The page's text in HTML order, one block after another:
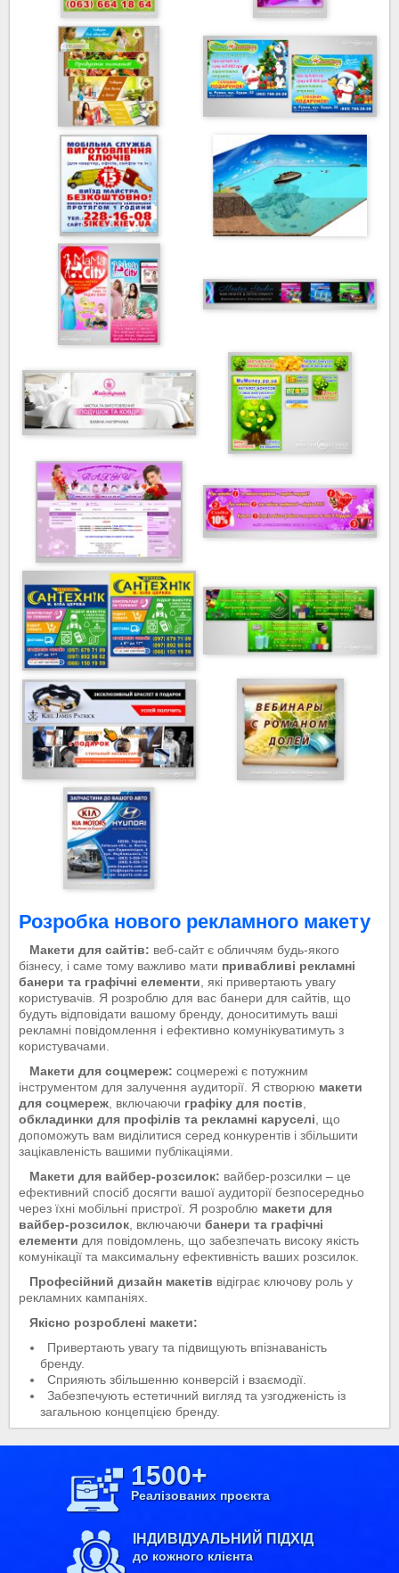
Розробка нового рекламного макету
Макети для сайтів: веб-сайт є обличчям будь-якого
бізнесу, і саме тому важливо мати привабливі рекламні
банери та графічні елементи , які привертають увагу
користувачів. Я розроблю для вас банери для сайтів, що
будуть відповідати вашому бренду, доноситимуть ваші
рекламні повідомлення і ефективно комунікуватимуть з
користувачами.
Макети для соцмереж: соцмережі є потужним
інструментом для залучення аудиторії. Я створюю макети
для соцмереж, включаючи графіку для постів
обкладинки для профілів та рекламні каруселі , що
допоможуть вам виділитися серед конкурентів і збільшити
зацікавленість вашими публікаціями.
Макети для вайбер-розсилок: вайбер-розсилки – це
ефективний спосіб досягти вашої аудиторії безпосередньо
через їхні мобільні пристрої. Я розроблю макети для
вайбер-розсилок, включаючи банери та графічні
елементи для повідомлень, що забезпечать високу якість
комунікації та максимальну ефективність ваших розсилок.
Професійний дизайн макетів відіграє ключову роль у
рекламних кампаніях.
Якісно розроблені макети:
Привертають увагу та підвищують впізнаваність
бренду.
Сприяють збільшенню конверсій і взаємодії.
Забезпечують естетичний вигляд та узгодженість із
загальною концепцією бренду.
1500+
Реалізованих проєкта
ІНДИВІДУАЛЬНИЙ ПІДХІД
до кожного клієнта